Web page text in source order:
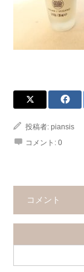
投稿者: piansis
コメント: 0
コメント